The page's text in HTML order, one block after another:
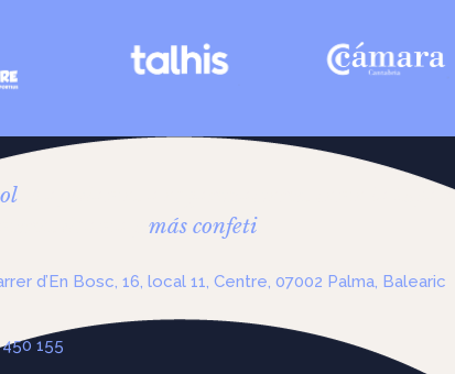
, y ayudamos a organizaciones como la tuya a
drama ymás confeti
d’En Bosc, 16, local 11, Centre, 07002 Palma, Balearic
155